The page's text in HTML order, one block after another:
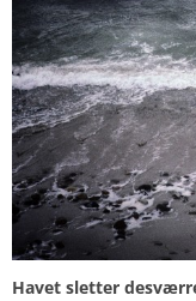
Havet sletter